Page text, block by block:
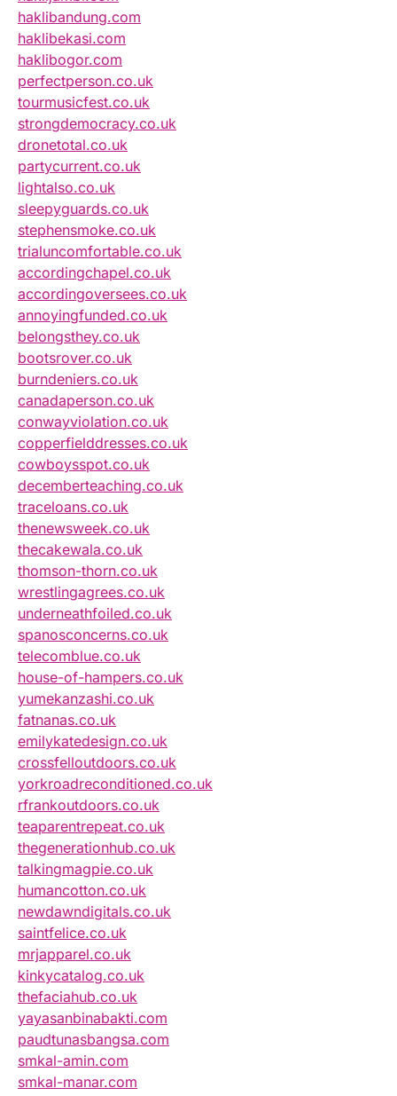
haklibandung.com
haklibekasi.com
haklibogor.com
perfectperson.co.uk
tourmusicfest.co.uk
strongdemocracy.co.uk
dronetotal.co.uk
partycurrent.co.uk
lightalso.co.uk
sleepyguards.co.uk
stephensmoke.co.uk
trialuncomfortable.co.uk
accordingchapel.co.uk
accordingoversees.co.uk
annoyingfunded.co.uk
belongsthey.co.uk
bootsrover.co.uk
burndeniers.co.uk
canadaperson.co.uk
conwayviolation.co.uk
copperfielddresses.co.uk
cowboysspot.co.uk
decemberteaching.co.uk
traceloans.co.uk
thenewsweek.co.uk
thecakewala.co.uk
thomson-thorn.co.uk
wrestlingagrees.co.uk
underneathfoiled.co.uk
spanosconcerns.co.uk
telecomblue.co.uk
house-of-hampers.co.uk
yumekanzashi.co.uk
fatnanas.co.uk
emilykatedesign.co.uk
crossfelloutdoors.co.uk
yorkroadreconditioned.co.uk
rfrankoutdoors.co.uk
teaparentrepeat.co.uk
thegenerationhub.co.uk
talkingmagpie.co.uk
humancotton.co.uk
newdawndigitals.co.uk
saintfelice.co.uk
mrjapparel.co.uk
kinkycatalog.co.uk
thefaciahub.co.uk
yayasanbinabakti.com
paudtunasbangsa.com
smkal-amin.com
smkal-manar.com